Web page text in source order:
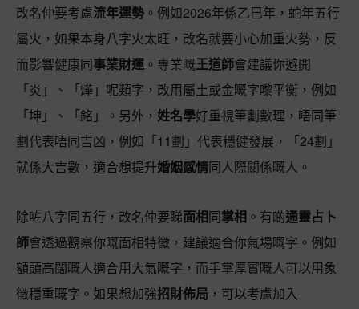
改名仲要考慮流年運勢 。例如2026年係乙巳年，蛇年五行
屬火，如果本身八字火太旺，改名就要小心加重火勢，反
而影響健康同事業財運 。專業嘅王道師會建議你避開
「炎」、「燁」呢類字，改用屬土或金嘅字嚟平衡，例如
「坤」、「銘」。另外， 姓名學好重視筆劃數理，唔同筆
劃代表唔同吉凶，例如「11劃」代表穩健發展，「24劃」
就係大吉數，適合想提升婚姻感情同人際關係嘅人。
除咗八字同五行，改名仲要睇面相同掌相 。有啲通靈占卜
師會透過觀察你嘅面相特徵，建議適合你氣場嘅字。例如
額頭高闊嘅人適合用大氣嘅字，而手掌厚實嘅人可以用象
徵穩重嘅字。如果想加強招財佈局 ，可以考慮加入